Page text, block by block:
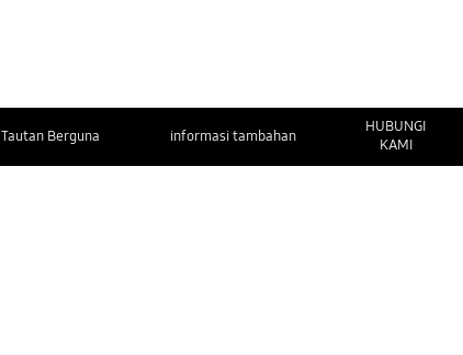
Tautan Berguna informasi tambahan
HUBUNGI
KAMI